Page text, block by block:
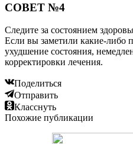
СОВЕТ №4
Следите за состоянием
Если вы заметили какие-либо
ухудшение состояния,
корректировки лечения.
Поделиться
Отправить
Класснуть
Похожие публикации